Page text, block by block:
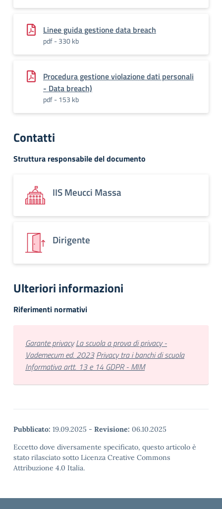
Linee guida gestione data breach
pdf - 330 kb
Procedura gestione violazione dati personali
- Data breach)
pdf - 153 kb
Contatti
Struttura responsabile del documento
IIS Meucci Massa
Dirigente
Ulteriori informazioni
Riferimenti normativi
Garante privacy La scuola a prova di privacy -
Vademecum ed. 2023 Privacy tra i banchi di scuola
Informativa artt. 13 e 14 GDPR - MIM
Pubblicato: 19.09.2025 - Revisione: 06.10.2025
Eccetto dove diversamente specificato, questo articolo è
stato rilasciato sotto Licenza Creative Commons
Attribuzione 4.0 Italia.